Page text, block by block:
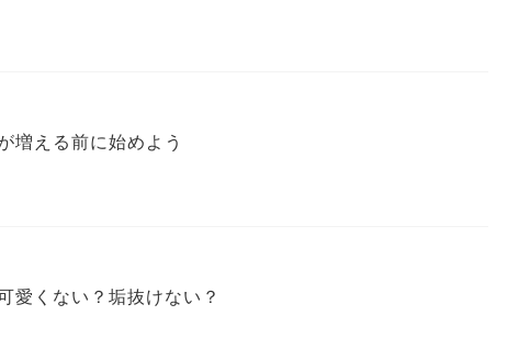
増える前に始めよう
愛くない？垢抜けない？